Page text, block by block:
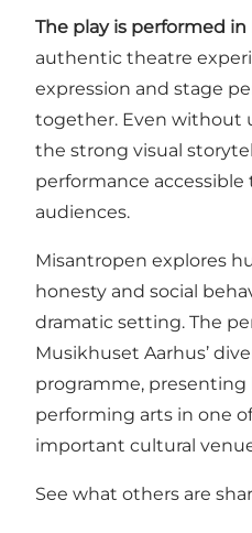
The play is performed in
authentic theatre
expression and stage
together. Even without
the strong visual
performance
audiences.
Misantropen explores
honesty and social
dramatic setting. The
Musikhuset Aarhus’
programme,
performing arts in one
important cultural
See what others are